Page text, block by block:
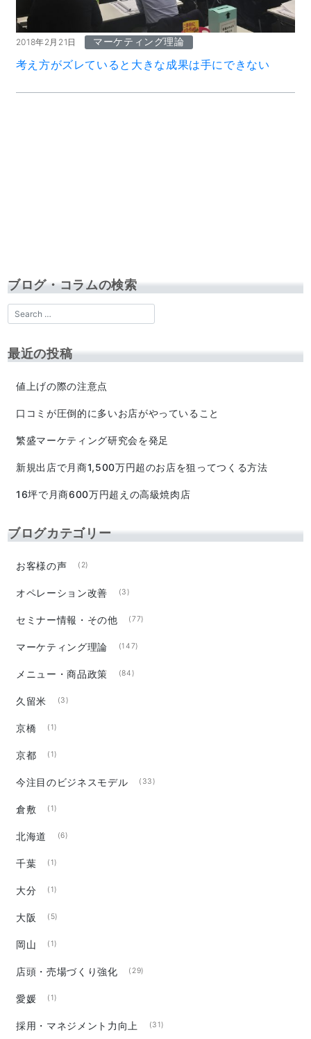
2018年2月21日 マーケティング理論
考え方がズレていると大きな成果は手にできない
ブログ・コラムの検索
最近の投稿
値上げの際の注意点
口コミが圧倒的に多いお店がやっていること
繁盛マーケティング研究会を発足
新規出店で月商1,500万円超のお店を狙ってつくる方法
16坪で月商600万円超えの高級焼肉店
ブログカテゴリー
お客様の声 (2)
オペレーション改善 (3)
セミナー情報・その他 (77)
マーケティング理論 (147)
メニュー・商品政策 (84)
久留米 (3)
京橋 (1)
京都 (1)
今注目のビジネスモデル (33)
倉敷 (1)
北海道 (6)
千葉 (1)
大分 (1)
大阪 (5)
岡山 (1)
店頭・売場づくり強化 (29)
愛媛 (1)
採用・マネジメント力向上 (31)